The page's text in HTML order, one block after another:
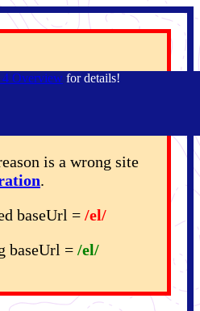
site did
is a wrong site
.
baseUrl = /el/
baseUrl = /el/
Overview for details!